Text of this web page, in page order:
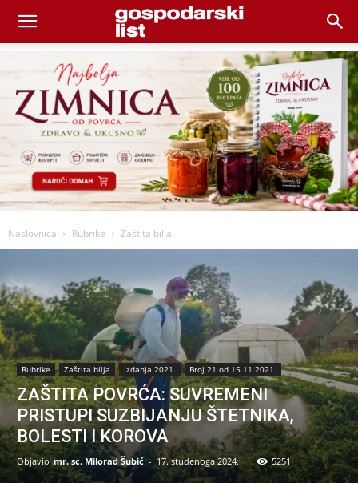
Naslovnica Rubrike Zaštita bilja
Rubrike Zaštita bilja Izdanja 2021. Broj 21 od 15.11.2021.
ZAŠTITA POVRĆA: SUVREMENI
PRISTUPI SUZBIJANJU ŠTETNIKA,
BOLESTI I KOROVA
Objavio mr. sc. Milorad Šubić - 17. studenoga 2024. 5251